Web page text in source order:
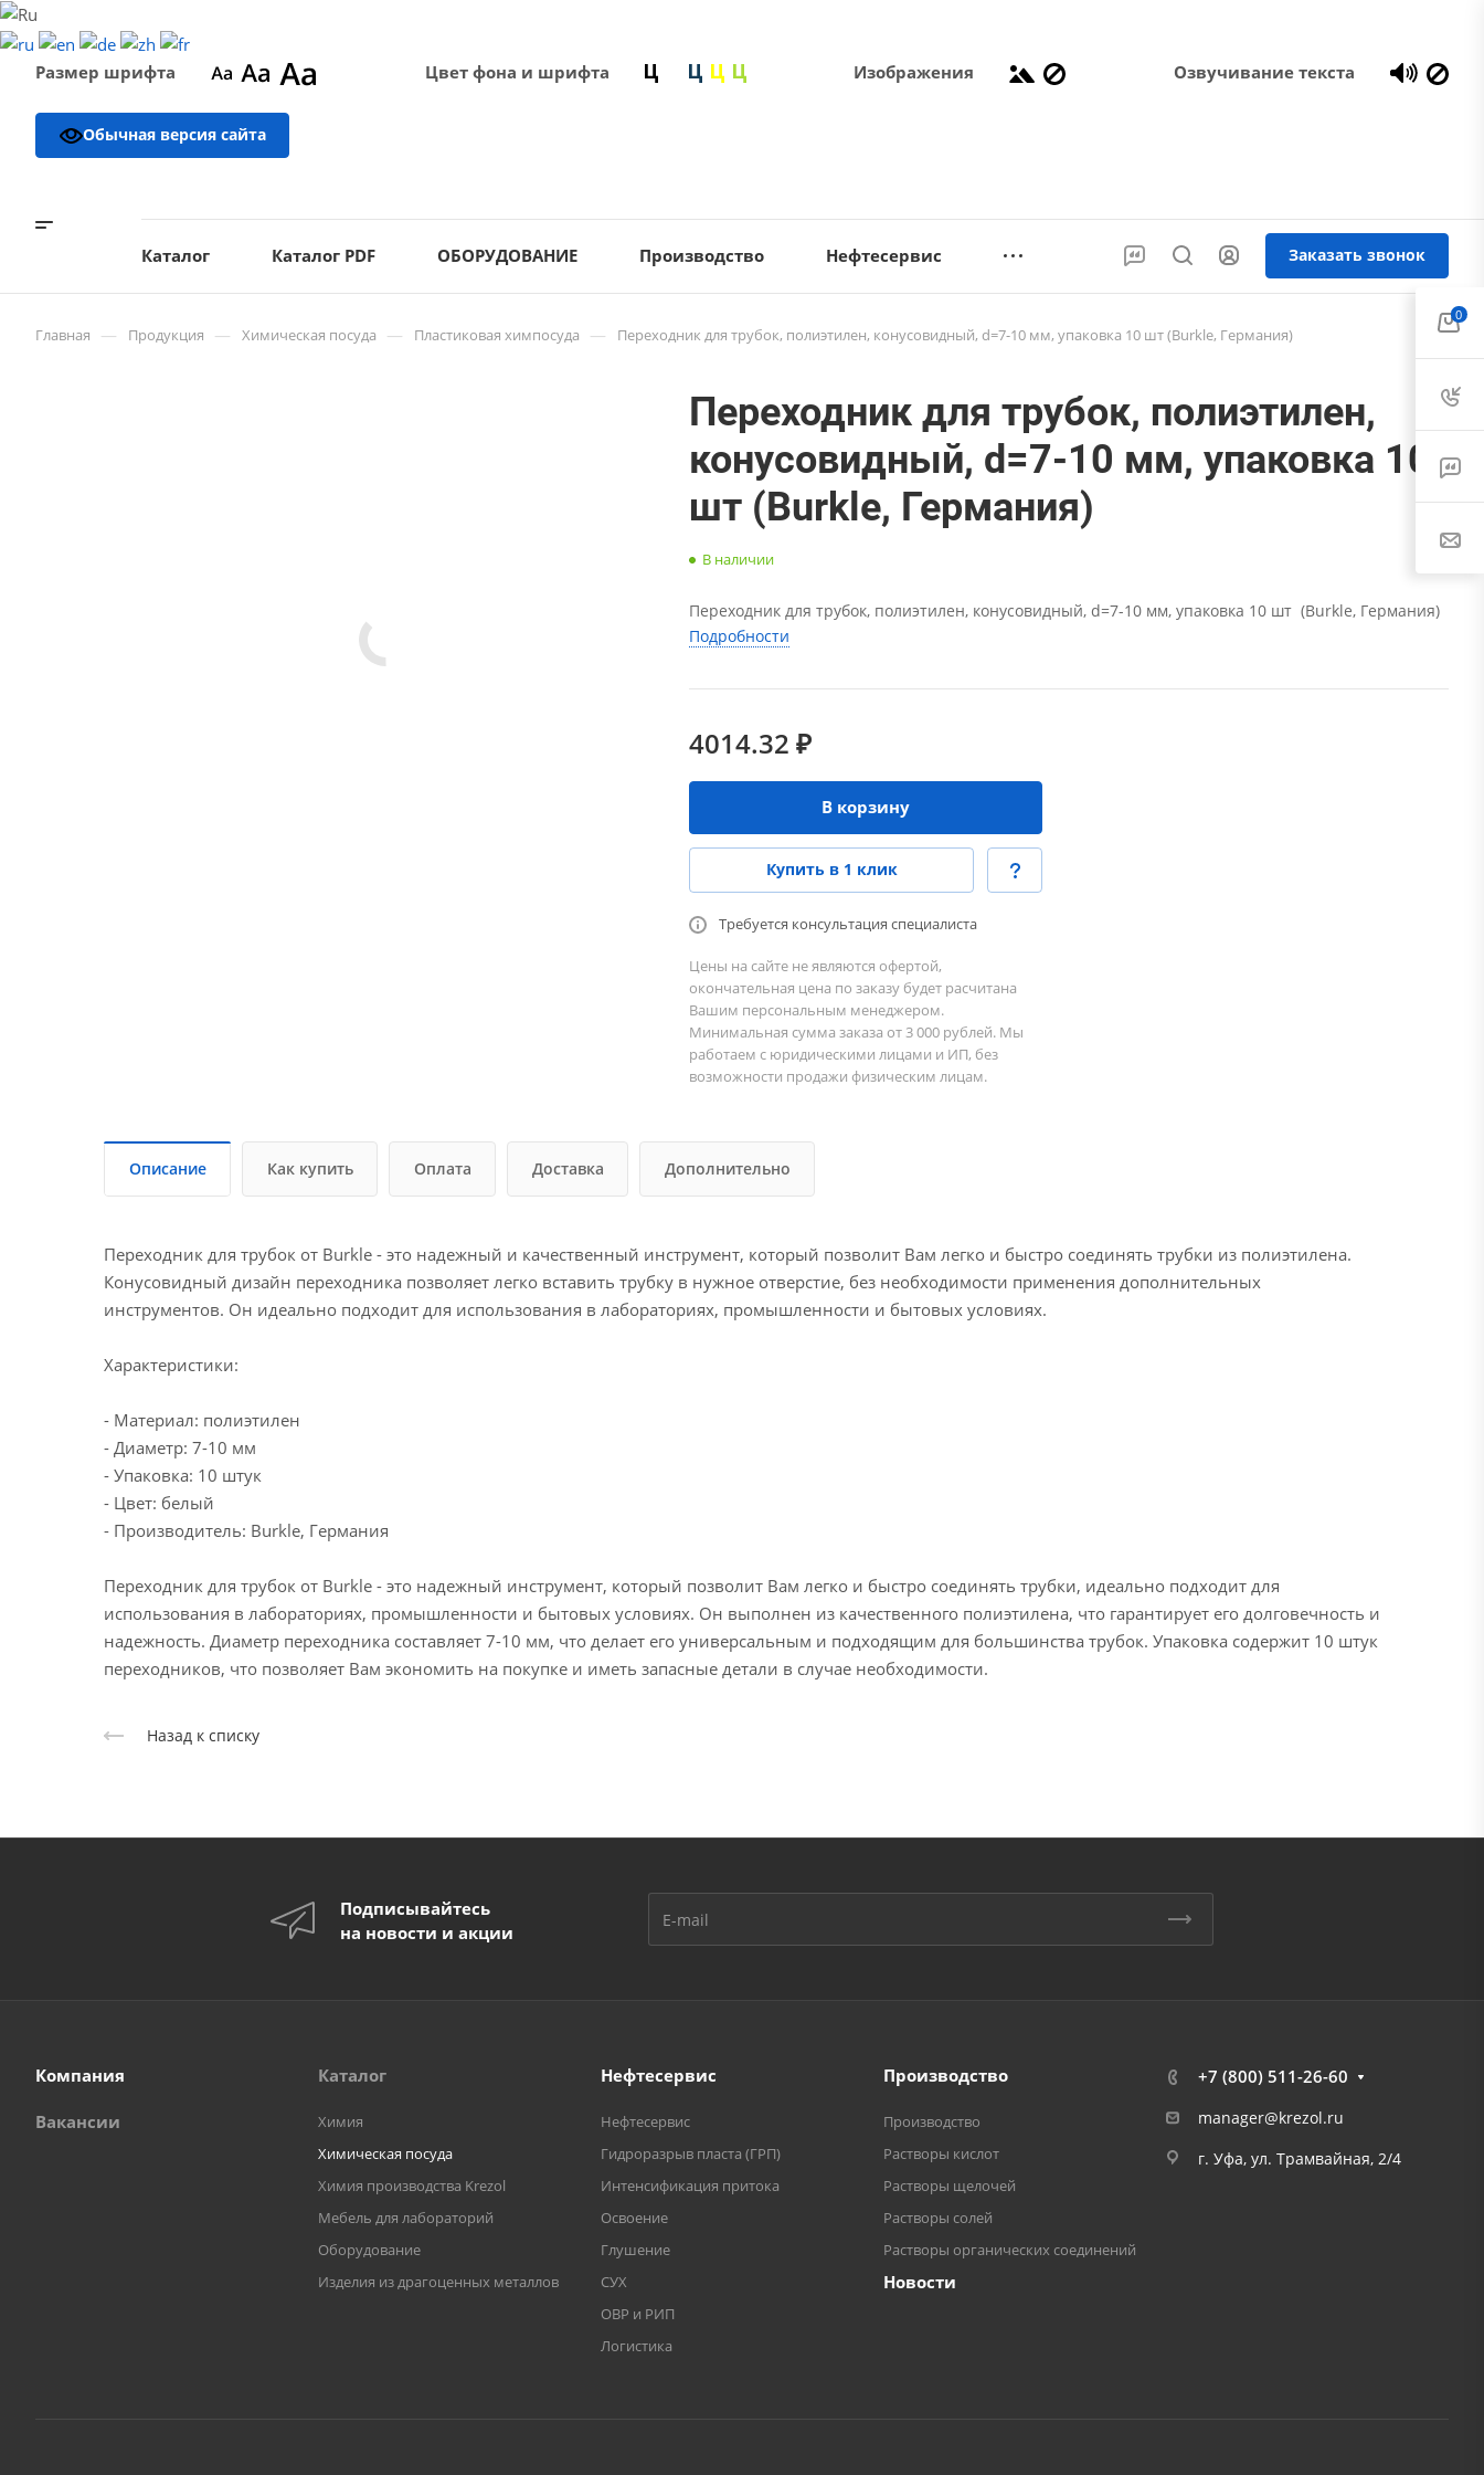
Размер шрифта Цвет фона и шрифта Изображения Озвучивание текста
Обычная версия сайта
Каталог Каталог PDF ОБОРУДОВАНИЕ Производство Нефтесервис Заказать звонок
Главная — Продукция — Химическая посуда — Пластиковая химпосуда — Переходник для трубок, полиэтилен, конусовидный, d=7-10 мм, упаковка 10 шт (Burkle, Германия)
Переходник для трубок, полиэтилен,
конусовидный, d=7-10 мм, упаковка 10
шт (Burkle, Германия)
В наличии
Переходник для трубок, полиэтилен, конусовидный, d=7-10 мм, упаковка 10 шт (Burkle, Германия)
Подробности
4014.32 ₽
В корзину
Купить в 1 клик
Требуется консультация специалиста
Цены на сайте не являются офертой,
окончательная цена по заказу будет расчитана
Вашим персональным менеджером.
Минимальная сумма заказа от 3 000 рублей. Мы
работаем с юридическими лицами и ИП, без
возможности продажи физическим лицам.
Описание Как купить Оплата Доставка Дополнительно
Переходник для трубок от Burkle - это надежный и качественный инструмент, который позволит Вам легко и быстро соединять трубки из полиэтилена.
Конусовидный дизайн переходника позволяет легко вставить трубку в нужное отверстие, без необходимости применения дополнительных
инструментов. Он идеально подходит для использования в лабораториях, промышленности и бытовых условиях.
Характеристики:
- Материал: полиэтилен
- Диаметр: 7-10 мм
- Упаковка: 10 штук
- Цвет: белый
- Производитель: Burkle, Германия
Переходник для трубок от Burkle - это надежный инструмент, который позволит Вам легко и быстро соединять трубки, идеально подходит для
использования в лабораториях, промышленности и бытовых условиях. Он выполнен из качественного полиэтилена, что гарантирует его долговечность и
надежность. Диаметр переходника составляет 7-10 мм, что делает его универсальным и подходящим для большинства трубок. Упаковка содержит 10 штук
переходников, что позволяет Вам экономить на покупке и иметь запасные детали в случае необходимости.
Назад к списку
Подписывайтесь
на новости и акции
Компания
Вакансии
Каталог
Химия
Химическая посуда
Химия производства Krezol
Мебель для лабораторий
Оборудование
Изделия из драгоценных металлов
Нефтесервис
Нефтесервис
Гидроразрыв пласта (ГРП)
Интенсификация притока
Освоение
Глушение
СУХ
ОВР и РИП
Логистика
Производство
Производство
Растворы кислот
Растворы щелочей
Растворы солей
Растворы органических соединений
Новости
+7 (800) 511-26-60
manager@krezol.ru
г. Уфа, ул. Трамвайная, 2/4
0